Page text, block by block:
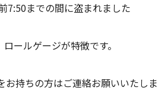
7:50までの間に盗まれました
ールゲージが特徴です。
お持ちの方はご連絡お願いいたしま